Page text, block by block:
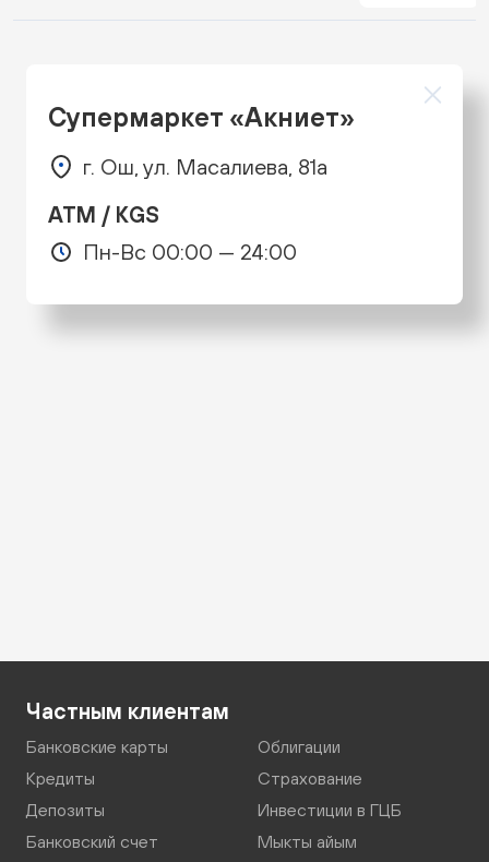
Супермаркет «Акниет»
г. Ош, ул. Масалиева, 81а
ATM / KGS
Пн-Вс 00:00 — 24:00
Частным клиентам
Банковские карты
Кредиты
Депозиты
Банковский счет
Облигации
Страхование
Инвестиции в ГЦБ
Мыкты айым